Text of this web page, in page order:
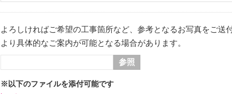
よろしければご希望の工事箇所など、参考となるお写真をご送
より具体的なご案内が可能となる場合があります。
参照
※以下のファイルを添付可能です